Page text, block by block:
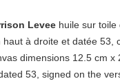
Levee huile sur
haut à droite et datée 53,
dimensions 12.5 cm
53, signed on the